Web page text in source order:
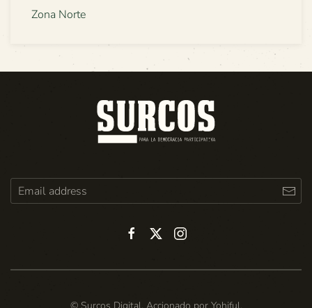
Zona Norte